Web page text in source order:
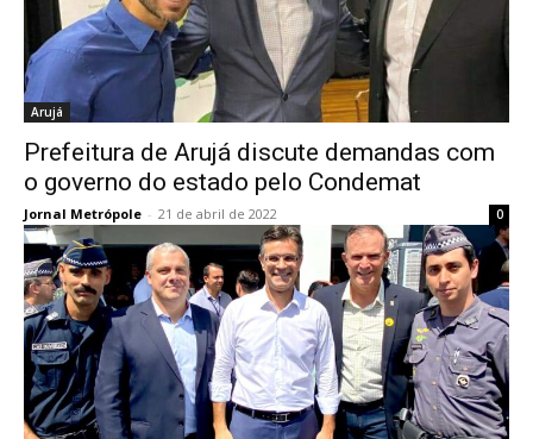
Arujá
Prefeitura de Arujá discute demandas com
o governo do estado pelo Condemat
Jornal Metrópole - 21 de abril de 2022 0